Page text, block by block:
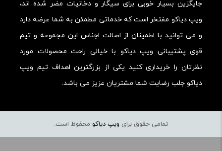
جایگزین بسیار خوبی برای سیگار و دخانیات مضر شده اند،
ویپ دیاکو مفتخر است که خدماتی مطمئن به شما عرضه دارد
و می توانید با اطمینان از اصالت اجناس این مجموعه و تیم
قوی پشتیبانی ویپ دیاکو با خیالی راحت محصولات مورد
نظرتان را خریداری کنید یکی از بزرگترین اهداف تیم ویپ
دیاکو جلب رضایت شما مشتریان عزیز می باشد.
تمامی حقوق برای ویپ دیاکو محفوظ است.